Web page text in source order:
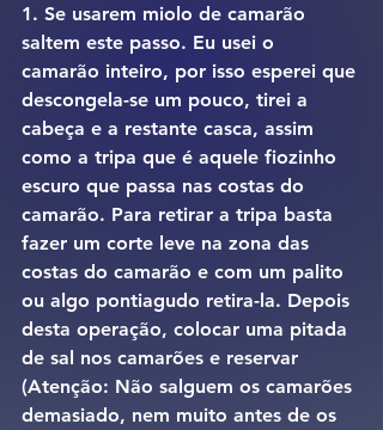
1. Se usarem miolo de camarão
saltem este passo. Eu usei o
camarão inteiro, por isso esperei que
descongela-se um pouco, tirei a
cabeça e a restante casca, assim
como a tripa que é aquele fiozinho
escuro que passa nas costas do
camarão. Para retirar a tripa basta
fazer um corte leve na zona das
costas do camarão e com um palito
ou algo pontiagudo retira-la. Depois
desta operação, colocar uma pitada
de sal nos camarões e reservar
(Atenção: Não salguem os camarões
demasiado, nem muito antes de os